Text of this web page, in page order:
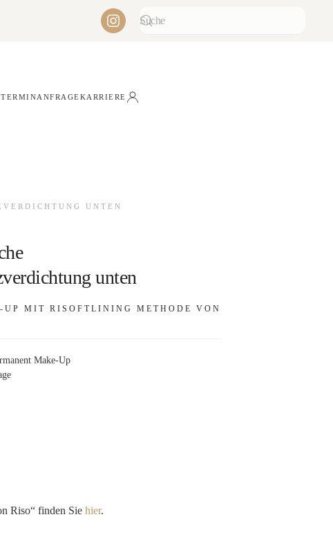
TERMINANFRAGEKARRIERE
UNTEN
unten
UP MIT RISOFTLINING METHODE VON
Make-Up
Riso“ finden Sie hier.